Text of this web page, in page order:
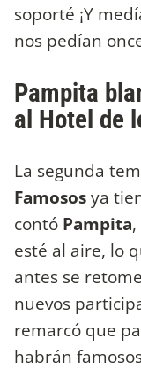
soporté ¡Y
nos pedían
Pampita
al Hotel de
La segunda
Famososya
contó Pampita
esté al aire, lo
antes se
nuevos
remarcó que
habrán